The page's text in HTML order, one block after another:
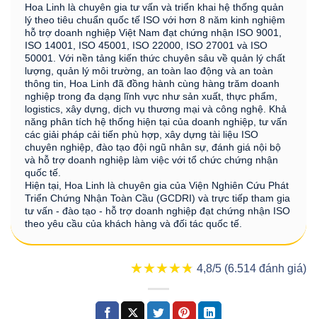
Hoa Linh là chuyên gia tư vấn và triển khai hệ thống quản
lý theo tiêu chuẩn quốc tế ISO với hơn 8 năm kinh nghiệm
hỗ trợ doanh nghiệp Việt Nam đạt chứng nhận ISO 9001,
ISO 14001, ISO 45001, ISO 22000, ISO 27001 và ISO
50001. Với nền tảng kiến thức chuyên sâu về quản lý chất
lượng, quản lý môi trường, an toàn lao động và an toàn
thông tin, Hoa Linh đã đồng hành cùng hàng trăm doanh
nghiệp trong đa dạng lĩnh vực như sản xuất, thực phẩm,
logistics, xây dựng, dịch vụ thương mại và công nghệ. Khả
năng phân tích hệ thống hiện tại của doanh nghiệp, tư vấn
các giải pháp cải tiến phù hợp, xây dựng tài liệu ISO
chuyên nghiệp, đào tạo đội ngũ nhân sự, đánh giá nội bộ
và hỗ trợ doanh nghiệp làm việc với tổ chức chứng nhận
quốc tế.
Hiện tại, Hoa Linh là chuyên gia của Viện Nghiên Cứu Phát
Triển Chứng Nhận Toàn Cầu (GCDRI) và trực tiếp tham gia
tư vấn - đào tạo - hỗ trợ doanh nghiệp đạt chứng nhận ISO
theo yêu cầu của khách hàng và đối tác quốc tế.
★★★★★
★★★★★ 4,8/5 (6.514 đánh giá)